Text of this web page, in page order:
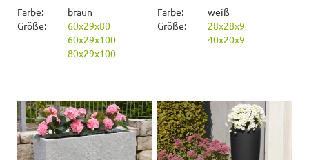
Farbe:
braun
Größe:
60x29x80
60x29x100
80x29x100
Farbe:
weiß
Größe:
28x28x9
40x20x9